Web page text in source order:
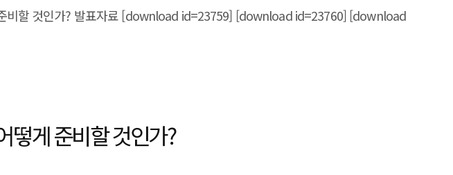
비할 것인가? 발표자료 [download id=23759] [download id=23760] [download
떻게 준비할 것인가?